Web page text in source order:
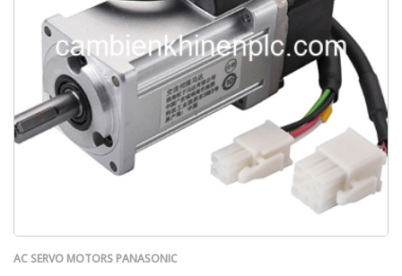
AC SERVO MOTORS PANASONIC